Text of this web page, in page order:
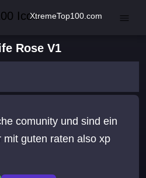
XtremeTop100.com
Rose V1
comunity und sind ein
mit guten raten also xp